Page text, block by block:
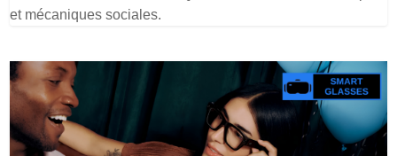
et mécaniques sociales.